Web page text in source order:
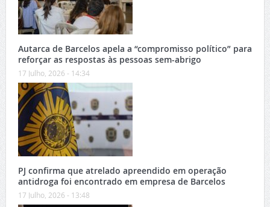
Autarca de Barcelos apela a “compromisso político” para
reforçar as respostas às pessoas sem-abrigo
17 Julho, 2026 - 14:34
PJ confirma que atrelado apreendido em operação
antidroga foi encontrado em empresa de Barcelos
17 Julho, 2026 - 13:48